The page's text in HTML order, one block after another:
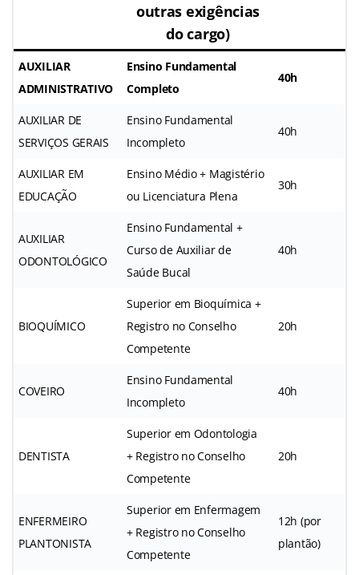
outras exigências
do cargo)
AUXILIAR
ADMINISTRATIVO
Ensino Fundamental
Completo
40h
AUXILIAR DE
SERVIÇOS GERAIS
Ensino Fundamental
Incompleto
40h
AUXILIAR EM
EDUCAÇÃO
Ensino Médio + Magistério
ou Licenciatura Plena
30h
AUXILIAR
ODONTOLÓGICO
Ensino Fundamental +
Curso de Auxiliar de
Saúde Bucal
40h
BIOQUÍMICO
Superior em Bioquímica +
Registro no Conselho
Competente
20h
COVEIRO
Ensino Fundamental
Incompleto
40h
DENTISTA
Superior em Odontologia
+ Registro no Conselho
Competente
20h
ENFERMEIRO
PLANTONISTA
Superior em Enfermagem
+ Registro no Conselho
Competente
12h (por
plantão)